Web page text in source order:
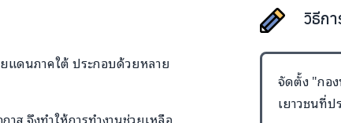
แดนภาคใต้ ประกอบด้วยหลาย
วิธีก
จัดตั้ง "กอ
เยาวชนที่